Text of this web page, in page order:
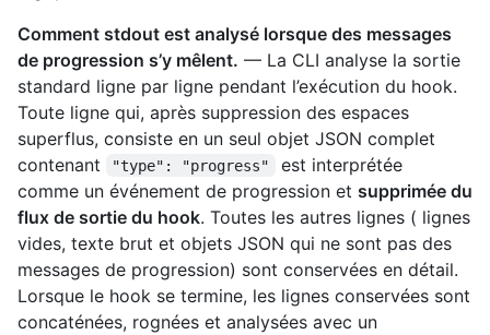
Comment stdout est analysé lorsque des messages
de progression s’y mêlent. — La CLI analyse la sortie
standard ligne par ligne pendant l’exécution du hook.
Toute ligne qui, après suppression des espaces
superflus, consiste en un seul objet JSON complet
contenant
"type": "progress"
est interprétée
comme un événement de progression et supprimée du
flux de sortie du hook. Toutes les autres lignes ( lignes
vides, texte brut et objets JSON qui ne sont pas des
messages de progression) sont conservées en détail.
Lorsque le hook se termine, les lignes conservées sont
concaténées, rognées et analysées avec un